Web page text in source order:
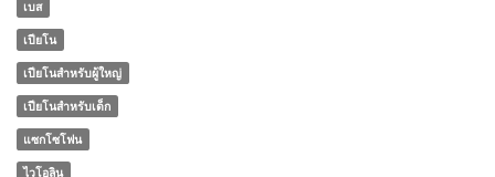
เบส
เปียโน
เปียโนสำหรับผู้ใหญ่
เปียโนสำหรับเด็ก
แซกโซโฟน
ไวโอลิน